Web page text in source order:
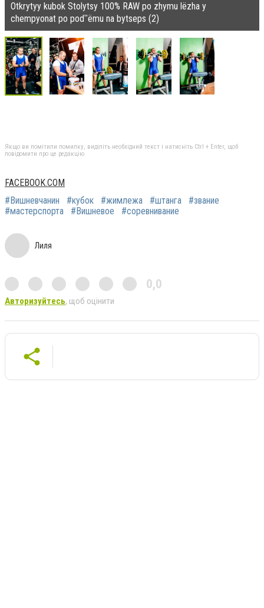
Otkrytyy kubok Stolytsy 100% RAW po zhymu lëzha y
chempyonat po podʺëmu na bytseps (2)
Якщо ви помітили помилку, виділіть необхідний текст і натисніть Ctrl + Enter, щоб
повідомити про це редакцію
FACEBOOK.COM
#Вишневчанин
#кубок #жимлежа #штанга
#звание
#мастерспорта
#Вишневое #соревнивание
Лиля
0,0
Авторизуйтесь, щоб оцінити